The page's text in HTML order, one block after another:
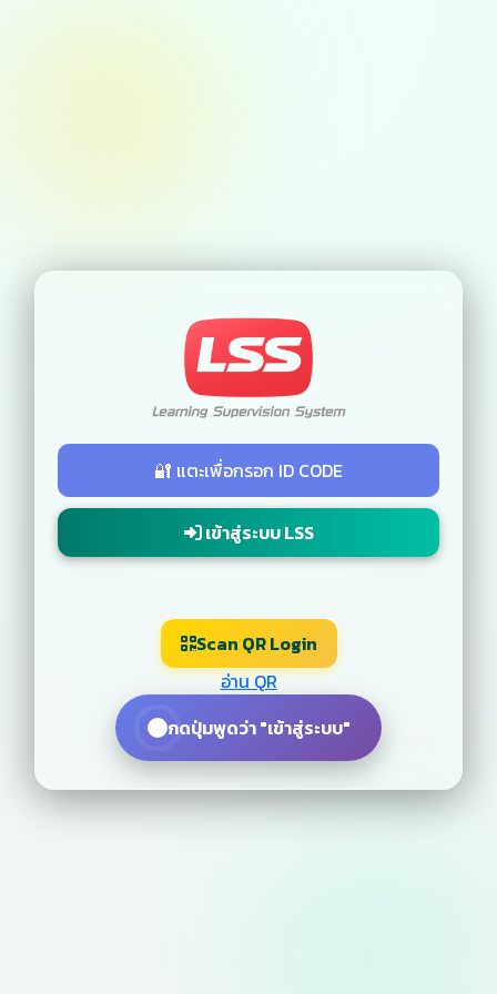
🔐 แตะเพื่อกรอก ID CODE
ID CODE
ล้างข้อมูล ID CODE
เข้าสู่ระบบ LSS
Scan QR Login
อ่าน QR
กดปุ่มพูดว่า "เข้าสู่ระบบ"